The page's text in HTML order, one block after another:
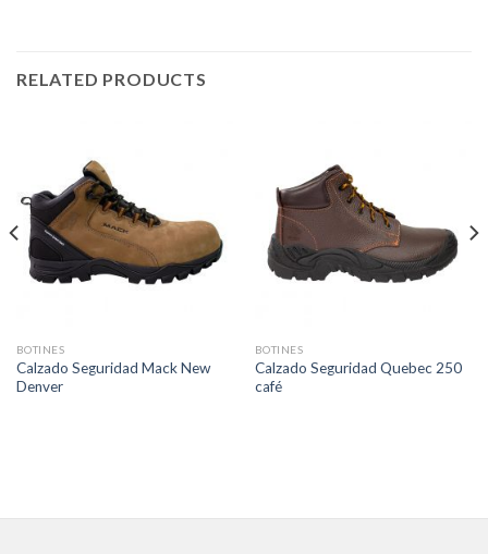
RELATED PRODUCTS
BOTINES
Calzado Seguridad Mack New
Denver
BOTINES
Calzado Seguridad Quebec 250
café